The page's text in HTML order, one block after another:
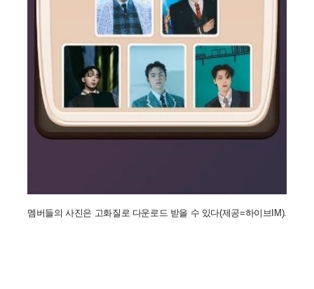
멤버들의 사진은 고화질로 다운로드 받을 수 있다(제공=하이브IM).